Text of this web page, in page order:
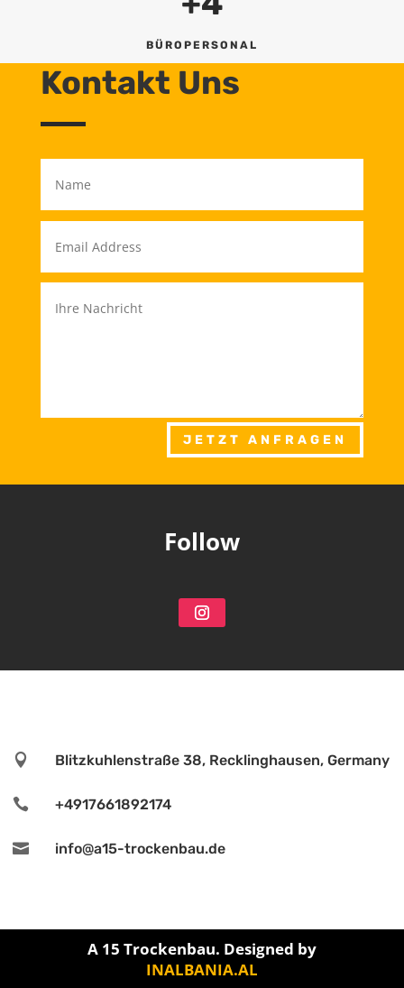
BÜROPERSONAL
Kontakt Uns
JETZT ANFRAGEN
Follow
 Blitzkuhlenstraße 38, Recklinghausen, Germany
 +4917661892174
 info@a15-trockenbau.de
A 15 Trockenbau. Designed by
INALBANIA.AL